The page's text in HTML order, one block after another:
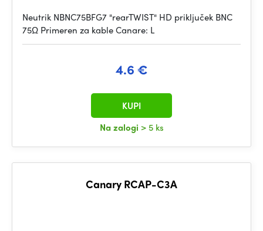
Neutrik NBNC75BFG7 "rearTWIST" HD priključek BNC
75Ω Primeren za kable Canare: L
4.6 €
Na zalogi > 5 ks
KUPI
Canary RCAP-C3A